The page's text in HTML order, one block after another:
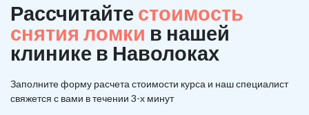
Рассчитайте стоимость
снятия ломки в нашей
клинике в Наволоках
Заполните форму расчета стоимости курса и наш специалист
свяжется с вами в течении 3-х минут